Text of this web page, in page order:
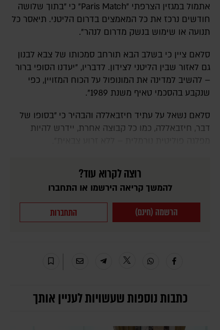
אתמול במגזין הצרפתי "Paris Match" כי "בתוך שלושה
חודשים נרכז את כל המאמצים בדרום הליטני. תיאסר כל
תנועה או שימוש בנשק מדרום לנהר".
סלאם ציין כי בשלב הבא תורחב סמכותו של צבא לבנון
גם לאזור שבין הליטני לצידון. לדבריו, "יעדנו הסופי ברור
– להשיב למדינה את המונופול על הכוח המזויין, כפי
שנקבע בהסכמי טאיף משנת 1989".
סלאם נשאל על עתיד חיזבאללה והבהיר כי "בסופו של
דבר, חיזבאללה, כמו כל קבוצה אחרת, יידרש להיות
רוצה לקרוא עוד?
להמשך קריאה הירשמו או התחברו
הרשמה (חינם) התחברות
כתבות נוספות שעשויות לעניין אותך